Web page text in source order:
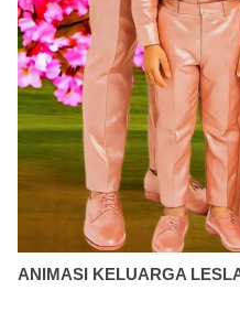
ANIMASI KELUARGA